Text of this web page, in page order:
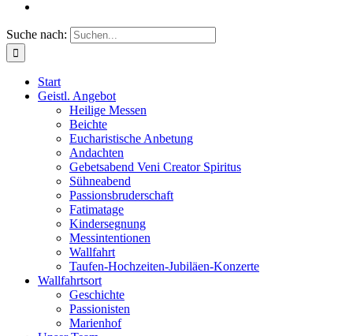
Suche nach:
Start
Geistl. Angebot
Heilige Messen
Beichte
Eucharistische Anbetung
Andachten
Gebetsabend Veni Creator Spiritus
Sühneabend
Passionsbruderschaft
Fatimatage
Kindersegnung
Messintentionen
Wallfahrt
Taufen-Hochzeiten-Jubiläen-Konzerte
Wallfahrtsort
Geschichte
Passionisten
Marienhof